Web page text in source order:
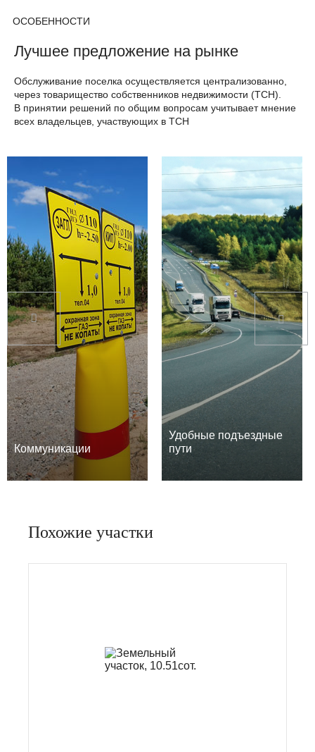
ОСОБЕННОСТИ
Лучшее предложение на рынке
Обслуживание поселка осуществляется централизованно,
через товарищество собственников недвижимости (ТСН).
В принятии решений по общим вопросам учитывает мнение
всех владельцев, участвующих в ТСН
Коммуникации
Удобные подъездные
пути
Похожие участки